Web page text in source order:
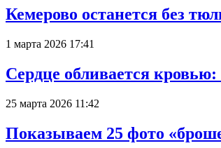
Кемерово останется без
1 марта 2026 17:41
Сердце обливается
25 марта 2026 11:42
Показываем 25 фото